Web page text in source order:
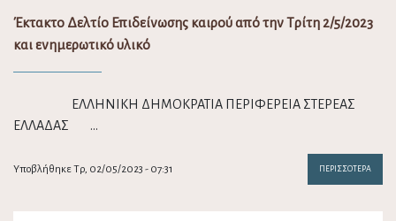
Έκτακτο Δελτίο Επιδείνωσης καιρού από την Τρίτη 2/5/2023
και ενημερωτικό υλικό
ΕΛΛΗΝΙΚΗ ΔΗΜΟΚΡΑΤΙΑ ΠΕΡΙΦΕΡΕΙΑ ΣΤΕΡΕΑΣ
ΕΛΛΑΔΑΣ …
Υποβλήθηκε Τρ, 02/05/2023 - 07:31 ΠΕΡΙΣΣΌΤΕΡΑ